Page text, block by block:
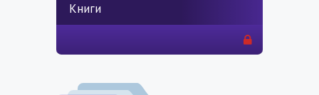
Книги